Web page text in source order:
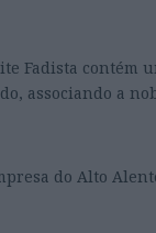
Fadista contém
associando a
do Alto